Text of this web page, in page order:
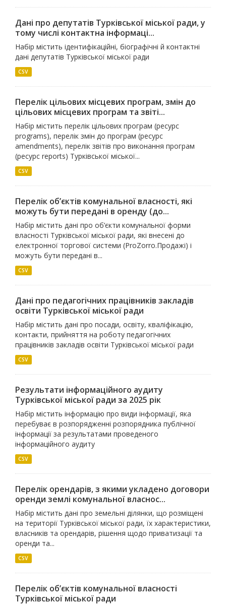
Дані про депутатів Турківської міської ради, у
тому числі контактна інформаці...
Набір містить ідентифікаційні, біографічні й контактні
дані депутатів Турківської міської ради
CSV
Перелік цільових місцевих програм, змін до
цільових місцевих програм та звіті...
Набір містить перелік цільових програм (ресурс
programs), перелік змін до програм (ресурс
amendments), перелік звітів про виконання програм
(ресурс reports) Турківської міської...
CSV
Перелік об’єктів комунальної власності, які
можуть бути передані в оренду (до...
Набір містить дані про об’єкти комунальної форми
власності Турківської міської ради, які внесені до
електронної торгової системи (ProZorro.Продажі) і
можуть бути передані в...
CSV
Дані про педагогічних працівників закладів
освіти Турківської міської ради
Набір містить дані про посади, освіту, кваліфікацію,
контакти, прийняття на роботу педагогічних
працівників закладів освіти Турківської міської ради
CSV
Результати інформаційного аудиту
Турківської міської ради за 2025 рік
Набір містить інформацію про види інформації, яка
перебуває в розпорядженні розпорядника публічної
інформації за результатами проведеного
інформаційного аудиту
CSV
Перелік орендарів, з якими укладено договори
оренди землі комунальної власнос...
Набір містить дані про земельні ділянки, що розміщені
на території Турківської міської ради, їх характеристики,
власників та орендарів, рішення щодо приватизації та
оренди та...
CSV
Перелік об’єктів комунальної власності
Турківської міської ради